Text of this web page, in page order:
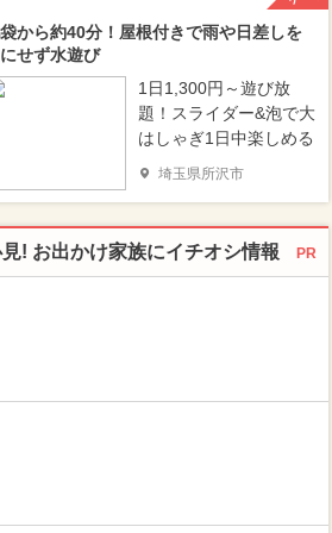
から約40分！屋根付きで雨や日差しを
せず水遊び
1日1,300円～遊び放
題！スライダー&泡で大
はしゃぎ1日中楽しめる
埼玉県所沢市
! お出かけ家族にイチオシ情報 PR